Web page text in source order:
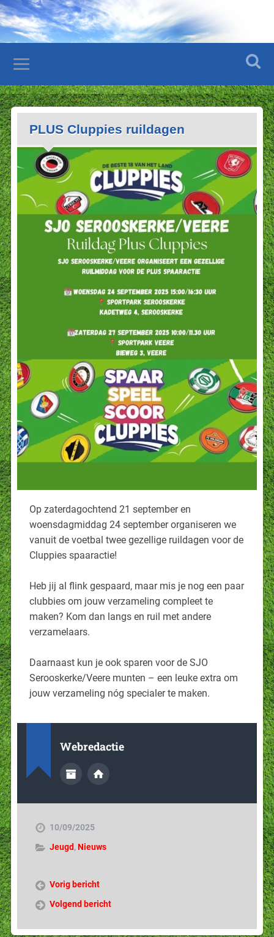
PLUS Cluppies ruildagen
Op zaterdagochtend 21 september en
woensdagmiddag 24 september organiseren we
vanuit de voetbal twee gezellige ruildagen voor de
Cluppies spaaractie!
Heb jij al flink gespaard, maar mis je nog een paar
clubbies om jouw verzameling compleet te
maken? Kom dan langs en ruil met andere
verzamelaars.
Daarnaast kun je ook sparen voor de SJO
Serooskerke/Veere munten – een leuke extra om
jouw verzameling nóg specialer te maken.
Webredactie
10/09/2025
Jeugd,Nieuws
Vorig bericht
Volgend bericht